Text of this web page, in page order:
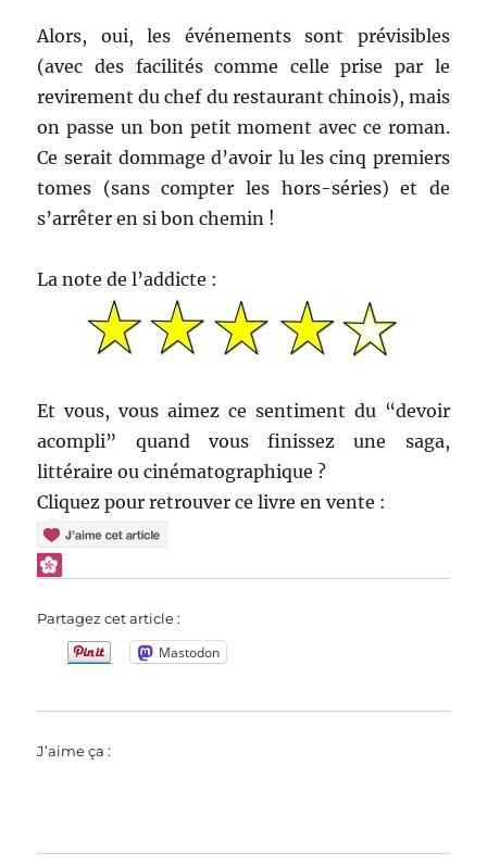
Alors, oui, les événements sont prévisibles
(avec des facilités comme celle prise par le
revirement du chef du restaurant chinois), mais
on passe un bon petit moment avec ce roman.
Ce serait dommage d’avoir lu les cinq premiers
tomes (sans compter les hors-séries) et de
s’arrêter en si bon chemin !
La note de l’addicte :
Et vous, vous aimez ce sentiment du “devoir
acompli” quand vous finissez une saga,
littéraire ou cinématographique ?
Cliquez pour retrouver ce livre en vente :
Partagez cet article :
Mastodon
J’aime ça :